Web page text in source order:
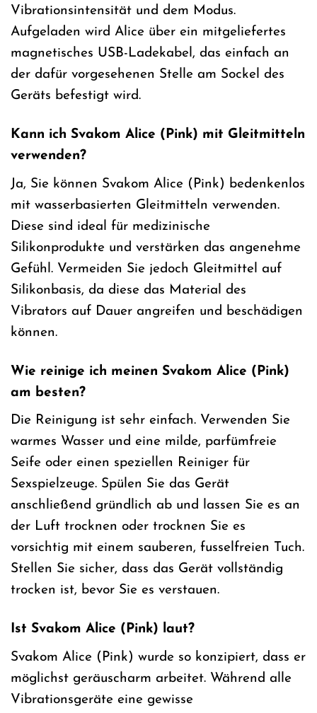
Vibrationsintensität und dem Modus.
Aufgeladen wird Alice über ein mitgeliefertes
magnetisches USB-Ladekabel, das einfach an
der dafür vorgesehenen Stelle am Sockel des
Geräts befestigt wird.
Kann ich Svakom Alice (Pink) mit Gleitmitteln
verwenden?
Ja, Sie können Svakom Alice (Pink) bedenkenlos
mit wasserbasierten Gleitmitteln verwenden.
Diese sind ideal für medizinische
Silikonprodukte und verstärken das angenehme
Gefühl. Vermeiden Sie jedoch Gleitmittel auf
Silikonbasis, da diese das Material des
Vibrators auf Dauer angreifen und beschädigen
können.
Wie reinige ich meinen Svakom Alice (Pink)
am besten?
Die Reinigung ist sehr einfach. Verwenden Sie
warmes Wasser und eine milde, parfümfreie
Seife oder einen speziellen Reiniger für
Sexspielzeuge. Spülen Sie das Gerät
anschließend gründlich ab und lassen Sie es an
der Luft trocknen oder trocknen Sie es
vorsichtig mit einem sauberen, fusselfreien Tuch.
Stellen Sie sicher, dass das Gerät vollständig
trocken ist, bevor Sie es verstauen.
Ist Svakom Alice (Pink) laut?
Svakom Alice (Pink) wurde so konzipiert, dass er
möglichst geräuscharm arbeitet. Während alle
Vibrationsgeräte eine gewisse